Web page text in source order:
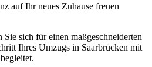
auf Ihr neues Zuhause freuen
sich für einen maßgeschneiderten
Ihres Umzugs in Saarbrücken mit